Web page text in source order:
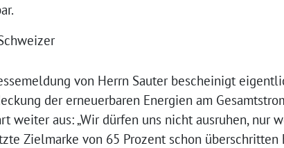
von Herrn Sauter bescheinigt
der erneuerbaren Energien am
weiter aus: „Wir dürfen uns nicht ausruhen, nur
Zielmarke von 65 Prozent schon